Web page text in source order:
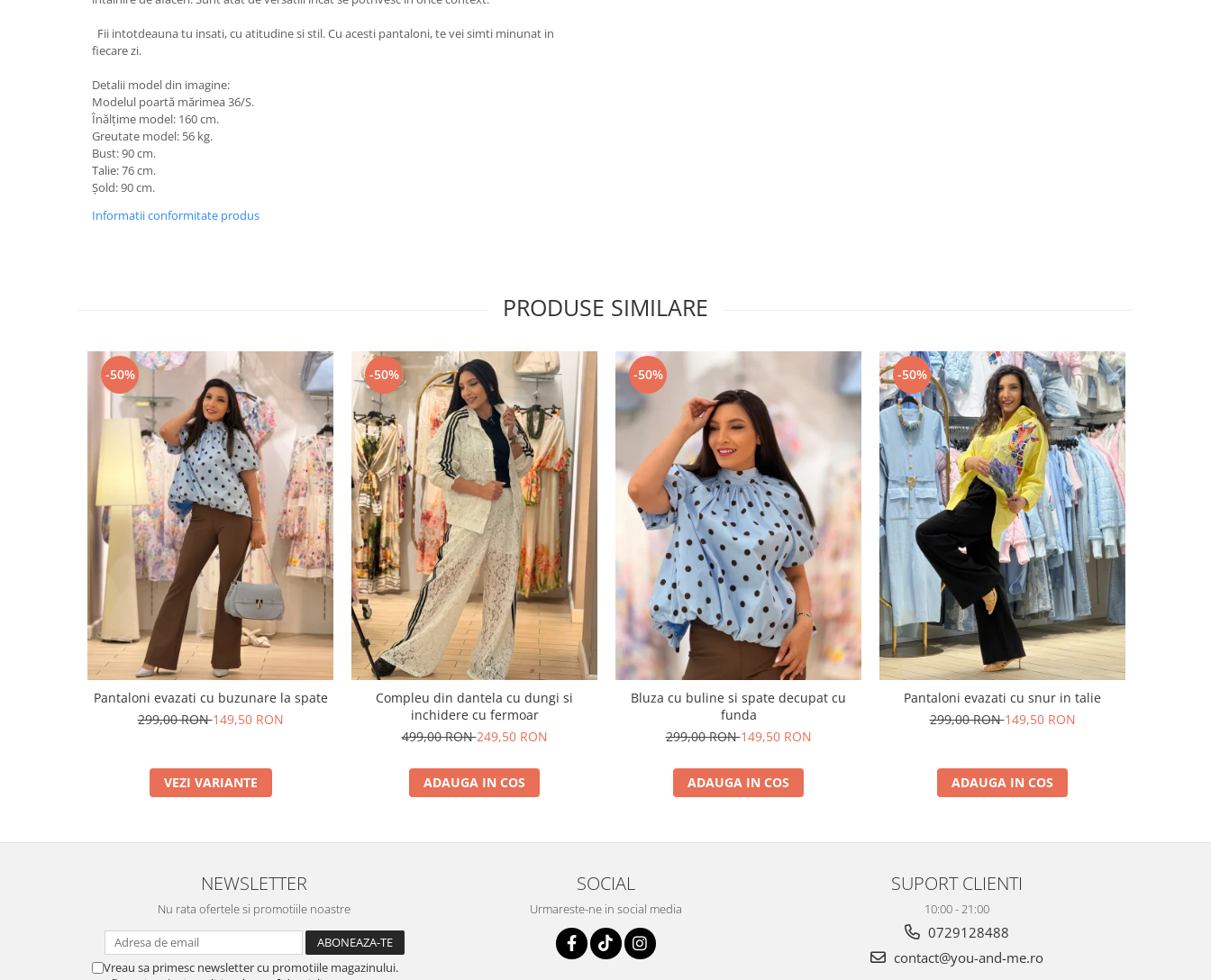
Fii intotdeauna tu insati, cu atitudine si stil. Cu acesti pantaloni, te vei simti minunat in
fiecare zi.
Detalii model din imagine:
Modelul poartă mărimea 36/S.
Înălțime model: 160 cm.
Greutate model: 56 kg.
Bust: 90 cm.
Talie: 76 cm.
Șold: 90 cm.
Informatii conformitate produs
PRODUSE SIMILARE
-50%
Pantaloni evazati cu buzunare la spate
299,00 RON149,50 RON
VEZI VARIANTE
-50%
Compleu din dantela cu dungi si
inchidere cu fermoar
499,00 RON249,50 RON
ADAUGA IN COS
-50%
Bluza cu buline si spate decupat cu
funda
299,00 RON149,50 RON
ADAUGA IN COS
-50%
Pantaloni evazati cu snur in talie
299,00 RON149,50 RON
ADAUGA IN COS
NEWSLETTER
Nu rata ofertele si promotiile noastre
Vreau sa primesc newsletter cu promotiile magazinului.
SOCIAL
Urmareste-ne in social media
SUPORT CLIENTI
10:00 - 21:00
0729128488
contact@you-and-me.ro